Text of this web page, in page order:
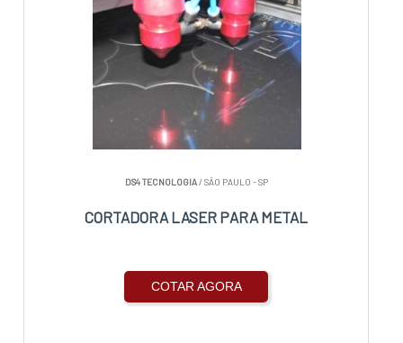
DS4 TECNOLOGIA/ SÃO PAULO - SP
CORTADORA LASER PARA METAL
COTAR AGORA